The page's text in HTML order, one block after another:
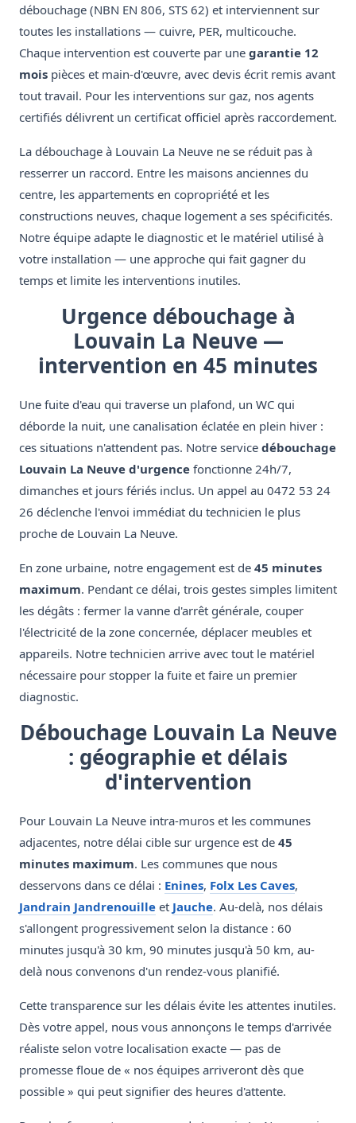
débouchage (NBN EN 806, STS 62) et interviennent sur
toutes les installations — cuivre, PER, multicouche.
Chaque intervention est couverte par une garantie 12
mois pièces et main-d'œuvre, avec devis écrit remis avant
tout travail. Pour les interventions sur gaz, nos agents
certifiés délivrent un certificat officiel après raccordement.
La débouchage à Louvain La Neuve ne se réduit pas à
resserrer un raccord. Entre les maisons anciennes du
centre, les appartements en copropriété et les
constructions neuves, chaque logement a ses spécificités.
Notre équipe adapte le diagnostic et le matériel utilisé à
votre installation — une approche qui fait gagner du
temps et limite les interventions inutiles.
Urgence débouchage à
Louvain La Neuve —
intervention en 45 minutes
Une fuite d'eau qui traverse un plafond, un WC qui
déborde la nuit, une canalisation éclatée en plein hiver :
ces situations n'attendent pas. Notre service débouchage
Louvain La Neuve d'urgence fonctionne 24h/7,
dimanches et jours fériés inclus. Un appel au 0472 53 24
26 déclenche l'envoi immédiat du technicien le plus
proche de Louvain La Neuve.
En zone urbaine, notre engagement est de 45 minutes
maximum. Pendant ce délai, trois gestes simples limitent
les dégâts : fermer la vanne d'arrêt générale, couper
l'électricité de la zone concernée, déplacer meubles et
appareils. Notre technicien arrive avec tout le matériel
nécessaire pour stopper la fuite et faire un premier
diagnostic.
Débouchage Louvain La Neuve
: géographie et délais
d'intervention
Pour Louvain La Neuve intra-muros et les communes
adjacentes, notre délai cible sur urgence est de 45
minutes maximum. Les communes que nous
desservons dans ce délai : Enines, Folx Les Caves,
Jandrain Jandrenouille et Jauche. Au-delà, nos délais
s'allongent progressivement selon la distance : 60
minutes jusqu'à 30 km, 90 minutes jusqu'à 50 km, au-
delà nous convenons d'un rendez-vous planifié.
Cette transparence sur les délais évite les attentes inutiles.
Dès votre appel, nous vous annonçons le temps d'arrivée
réaliste selon votre localisation exacte — pas de
promesse floue de « nos équipes arriveront dès que
possible » qui peut signifier des heures d'attente.